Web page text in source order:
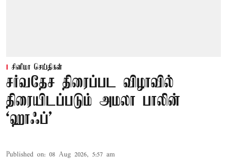
சினிமா செய்திகள்
சர்வதேச திரைப்பட விழாவில்
திரையிடப்படும் அமலா பாலின்
‘ஹாஃப்’
Published on: 08 Aug 2026, 5:57 am